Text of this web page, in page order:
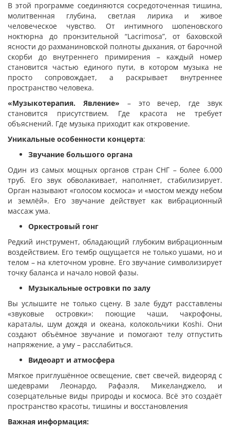
В этой программе соединяются сосредоточенная тишина,
молитвенная глубина, светлая лирика и живое
человеческое чувство. От интимного шопеновского
ноктюрна до пронзительной “Lacrimosa”, от баховской
ясности до рахманиновской полноты дыхания, от барочной
скорби до внутреннего примирения – каждый номер
становится частью единого пути, в котором музыка не
просто сопровождает, а раскрывает внутреннее
пространство человека.
«Музыкотерапия. Явление» – это вечер, где звук
становится присутствием. Где красота не требует
объяснений. Где музыка приходит как откровение.
Уникальные особенности концерта:
Звучание большого органа
Один из самых мощных органов стран СНГ – более 6.000
труб. Его звук обволакивает, наполняет, стабилизирует.
Орган называют «голосом космоса» и «мостом между небом
и землёй». Его звучание действует как вибрационный
массаж ума.
Оркестровый гонг
Редкий инструмент, обладающий глубоким вибрационным
воздействием. Его тембр ощущается не только ушами, но и
телом – на клеточном уровне. Его звучание символизирует
точку баланса и начало новой фазы.
Музыкальные островки по залу
Вы услышите не только сцену. В зале будут расставлены
«звуковые островки»: поющие чаши, чакрофоны,
караталы, шум дождя и океана, колокольчики Koshi. Они
создают объёмное звучание и помогают телу отпустить
напряжение, а уму – расслабиться.
Видеоарт и атмосфера
Мягкое приглушённое освещение, свет свечей, видеоряд с
шедеврами Леонардо, Рафаэля, Микеланджело, и
созерцательные виды природы и космоса. Всё это создаёт
пространство красоты, тишины и восстановления
Важная информация: